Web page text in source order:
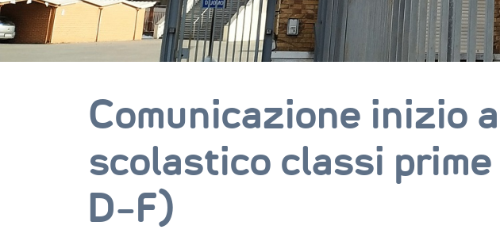
Comunicazione inizio
scolastico classi
D-F)